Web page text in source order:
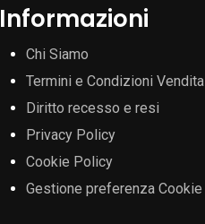
Informazioni
Chi Siamo
Termini e Condizioni Vendita
Diritto recesso e resi
Privacy Policy
Cookie Policy
Gestione preferenza Cookie